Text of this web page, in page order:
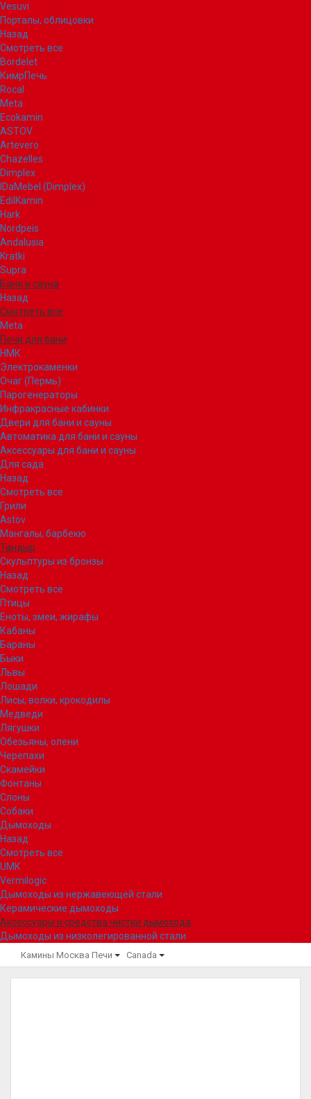
Vesuvi
Порталы, облицовки
Назад
Смотреть все
Bordelet
КимрПечь
Rocal
Meta
Ecokamin
ASTOV
Artevero
Chazelles
Dimplex
IDaMebel (Dimplex)
EdilKamin
Hark
Nordpeis
Andalusia
Kratki
Supra
Баня и сауна
Назад
Смотреть все
Meta
Печи для бани
НМК
Электрокаменки
Очаг (Пермь)
Парогенераторы
Инфракрасные кабинки
Двери для бани и сауны
Автоматика для бани и сауны
Аксессуары для бани и сауны
Для сада
Назад
Смотреть все
Грили
Astov
Мангалы, барбекю
Тандыр
Скульптуры из бронзы
Назад
Смотреть все
Птицы
Еноты, змеи, жирафы
Кабаны
Бараны
Быки
Львы
Лошади
Лисы, волки, крокодилы
Медведи
Лягушки
Обезьяны, олени
Черепахи
Скамейки
Фонтаны
Слоны
Собаки
Дымоходы
Назад
Смотреть все
UMK
Vermilogic
Дымоходы из нержавеющей стали
Керамические дымоходы
Аксессуары и средства чистки дымохода
Дымоходы из низколегированной стали
Камины Москва Печи Canada